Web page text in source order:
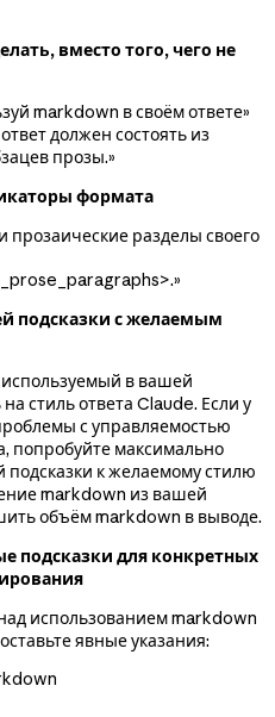
вместо того, чего не
markdown в своём ответе»
должен состоять из
прозы.»
формата
прозаические разделы своего
подсказки с желаемым
в вашей
стиль ответа Claude. Если у
с управляемостью
попробуйте максимально
к желаемому стилю
markdown из вашей
объём markdown в выводе.
подсказки для конкретных
использованием markdown
явные указания: